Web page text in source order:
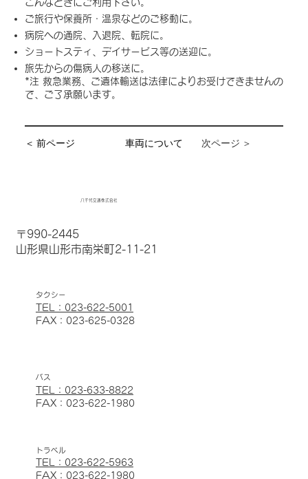
ご旅行や保養所・温泉などのご移動に。
病院への通院、入退院、転院に。
ショートスティ、デイサービス等の送迎に。
旅先からの傷病人の移送に。
*注 救急業務、ご遺体輸送は法律によりお受けできませんの
で、ご了承願います。
＜ 前ページ 車両について 次ページ ＞
八千代交通株式会社
〒990-2445
山形県山形市南栄町2-11-21
​タクシー
TEL：023-622-5001
FAX：023-625-0328
バス
TEL：023-633-8822
FAX：023-622-1980
トラベル
TEL：023-622-5963
FAX：023-622-1980